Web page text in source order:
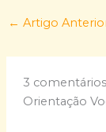
← Artigo
3 comentários
Orientação